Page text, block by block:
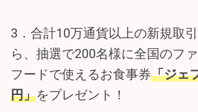
3．合計10万通貨以上の新規取
ら、抽選で200名様に全国のフ
フードで使えるお食事券「ジェ
円」をプレゼント！